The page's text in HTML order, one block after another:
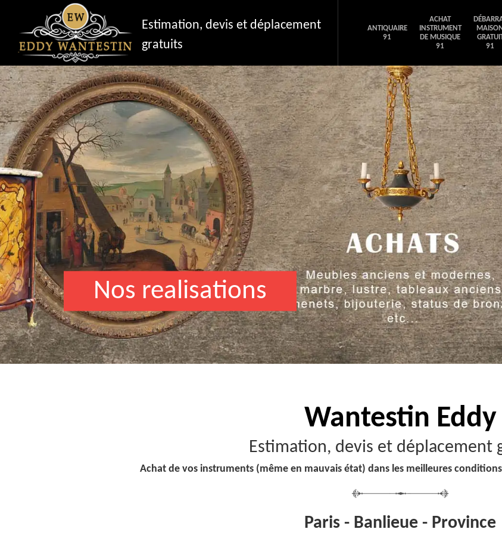
Estimation, devis et déplacement
gratuits
ANTIQUAIRE
91
ACHAT
INSTRUMENT
DE MUSIQUE
91
MAISON
91
Nos realisations
Wantestin Eddy
Estimation, devis et déplacement
Achat de vos instruments (même en mauvais état) dans les meilleures
Paris - Banlieue - Province